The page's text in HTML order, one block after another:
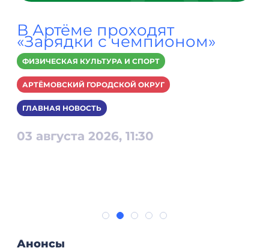
В Артёме проходят
«Зарядки с чемпионом»
ФИЗИЧЕСКАЯ КУЛЬТУРА И СПОРТ
АРТЁМОВСКИЙ ГОРОДСКОЙ ОКРУГ
ГЛАВНАЯ НОВОСТЬ
03 августа 2026, 11:30
Анонсы